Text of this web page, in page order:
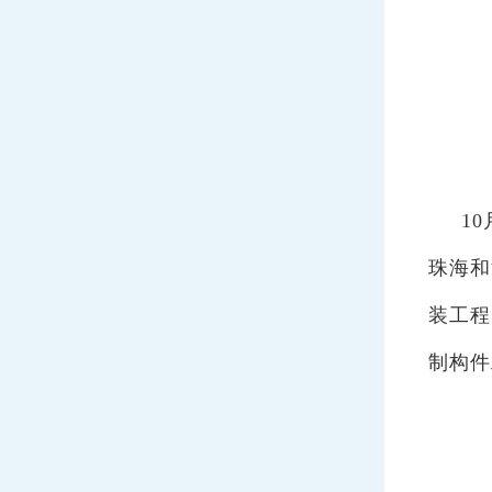
10
珠海
装工
制构